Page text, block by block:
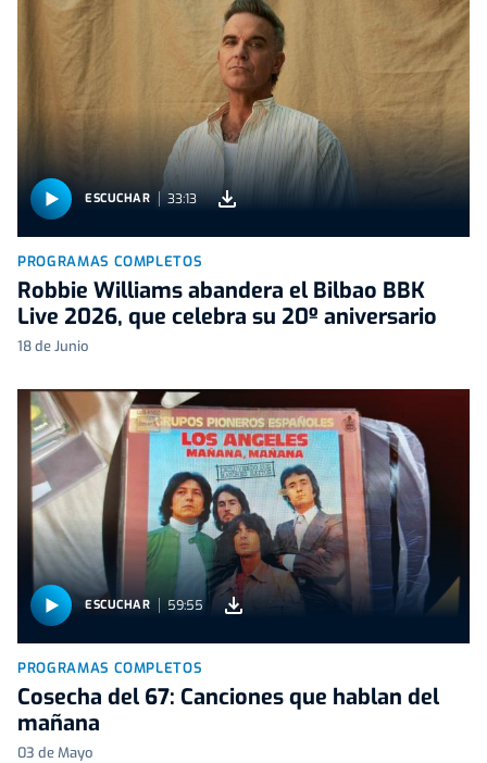
ESCUCHAR 33:13
PROGRAMAS COMPLETOS
Robbie Williams abandera el Bilbao BBK
Live 2026, que celebra su 20º aniversario
18 de Junio
ESCUCHAR 59:55
PROGRAMAS COMPLETOS
Cosecha del 67: Canciones que hablan del
mañana
03 de Mayo